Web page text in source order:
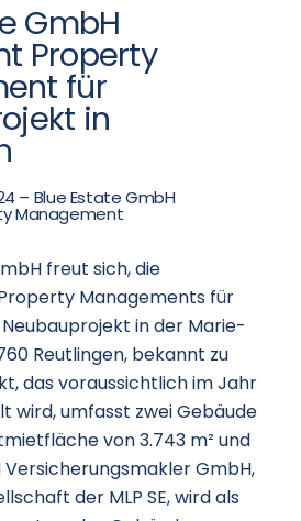
GmbH
Property
für
in
– Blue Estate GmbH
Management
freut sich, die
Managements für
in der Marie-
Reutlingen, bekannt zu
das voraussichtlich im Jahr
wird, umfasst zwei Gebäude
von 3.743 m² und
Versicherungsmakler GmbH,
der MLP SE, wird als